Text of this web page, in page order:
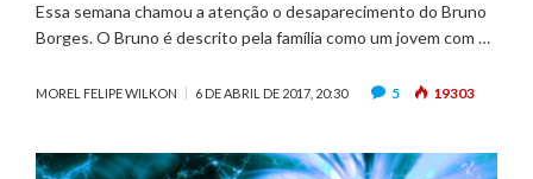
E
Ç
–
A
Essa semana chamou a atenção o desaparecimento do Bruno
Borges. O Bruno é descrito pela família como um jovem com …
MOREL FELIPE WILKON 6 DE ABRIL DE 2017, 20:30 5 19303